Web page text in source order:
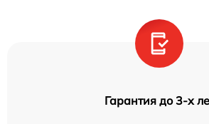
Гарантия до 3-х